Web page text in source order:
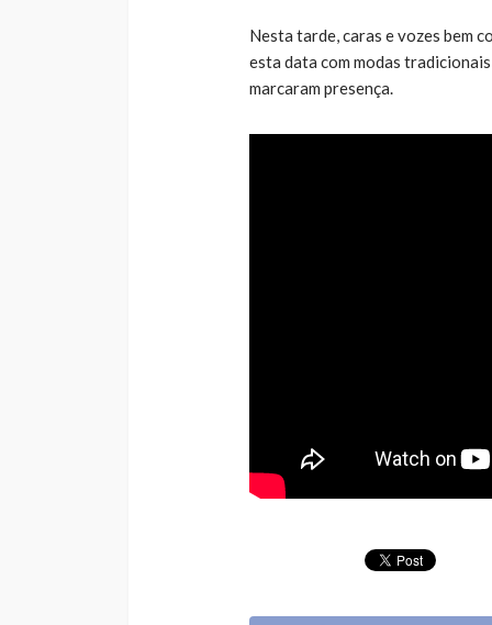
Nesta tarde, caras e vozes bem
esta data com modas
marcaram presença.